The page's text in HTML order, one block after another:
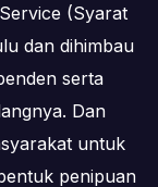
(Syarat
dan dihimbau
serta
Dan
untuk
penipuan